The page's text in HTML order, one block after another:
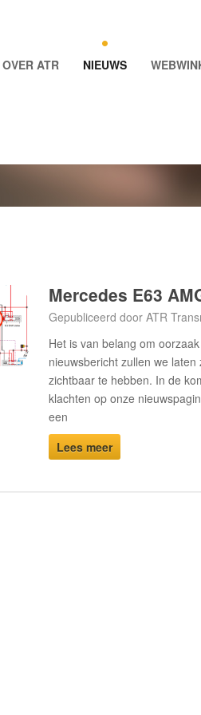
OVER ATR NIEUWS
Mercedes E63
Gepubliceerd door ATR
Het is van belang om
nieuwsbericht zullen we
zichtbaar te hebben. In de
klachten op onze
een
Lees meer